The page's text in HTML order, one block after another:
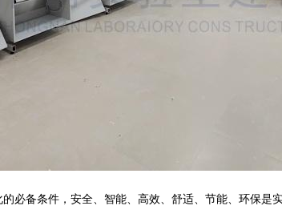
备条件，安全、智能、高效、舒适、节能、环保是实